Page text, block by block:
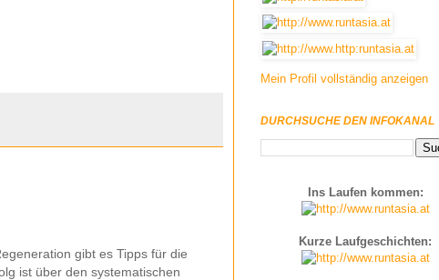
gibt es Tipps für die
ist über den systematischen
Mein Profil vollständig anzeigen
DURCHSUCHE DEN INFOKANAL
Ins Laufen kommen:
Kurze Laufgeschichten: